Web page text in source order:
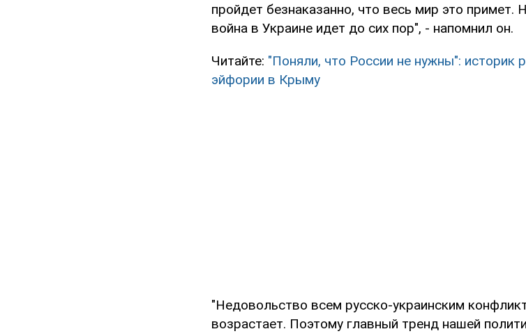
пройдет безнаказанно, что весь мир это примет.
война в Украине идет до сих пор", - напомнил он.
Читайте: "Поняли, что России не нужны": историк
эйфории в Крыму
"Недовольство всем русско-украинским
возрастает. Поэтому главный тренд нашей